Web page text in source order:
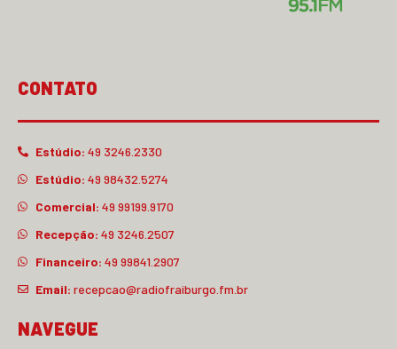
CONTATO
Estúdio: 49 3246.2330
Estúdio: 49 98432.5274
Comercial: 49 99199.9170
Recepção: 49 3246.2507
Financeiro: 49 99841.2907
Email: recepcao@radiofraiburgo.fm.br
NAVEGUE